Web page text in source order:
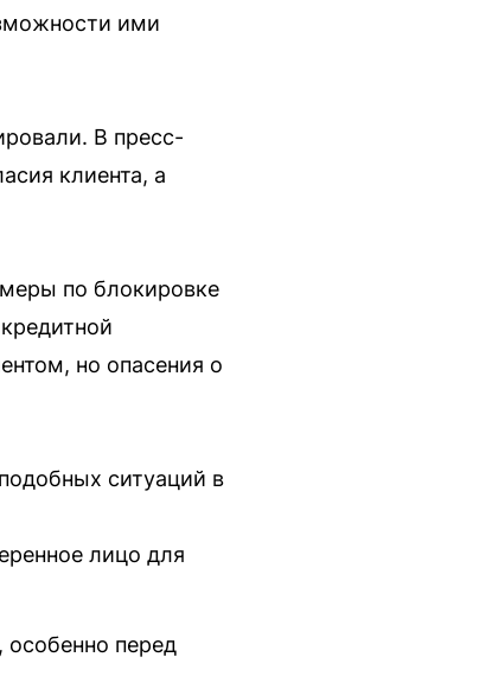
ими
В пресс-
клиента, а
по блокировке
но опасения о
ситуаций в
лицо для
перед